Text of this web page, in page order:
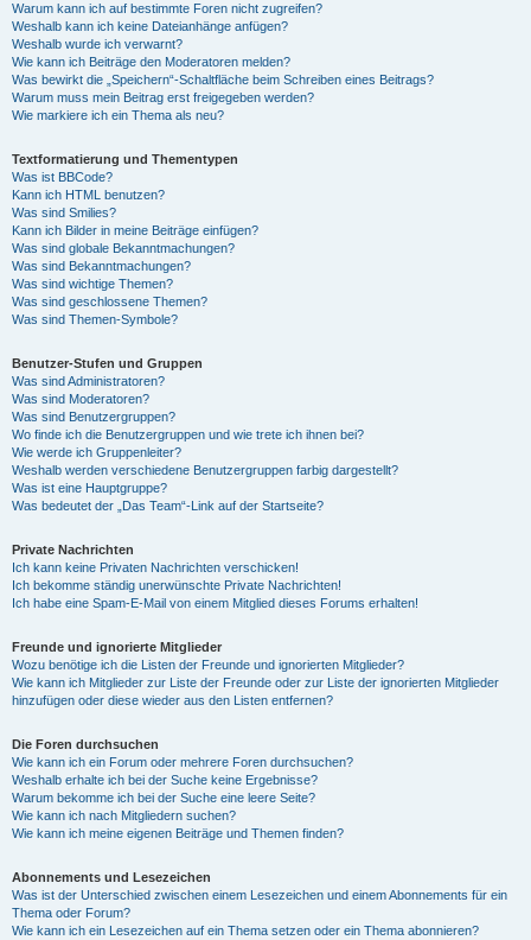
Warum kann ich auf bestimmte Foren nicht zugreifen?
Weshalb kann ich keine Dateianhänge anfügen?
Weshalb wurde ich verwarnt?
Wie kann ich Beiträge den Moderatoren melden?
Was bewirkt die „Speichern“-Schaltfläche beim Schreiben eines Beitrags?
Warum muss mein Beitrag erst freigegeben werden?
Wie markiere ich ein Thema als neu?
Textformatierung und Thementypen
Was ist BBCode?
Kann ich HTML benutzen?
Was sind Smilies?
Kann ich Bilder in meine Beiträge einfügen?
Was sind globale Bekanntmachungen?
Was sind Bekanntmachungen?
Was sind wichtige Themen?
Was sind geschlossene Themen?
Was sind Themen-Symbole?
Benutzer-Stufen und Gruppen
Was sind Administratoren?
Was sind Moderatoren?
Was sind Benutzergruppen?
Wo finde ich die Benutzergruppen und wie trete ich ihnen bei?
Wie werde ich Gruppenleiter?
Weshalb werden verschiedene Benutzergruppen farbig dargestellt?
Was ist eine Hauptgruppe?
Was bedeutet der „Das Team“-Link auf der Startseite?
Private Nachrichten
Ich kann keine Privaten Nachrichten verschicken!
Ich bekomme ständig unerwünschte Private Nachrichten!
Ich habe eine Spam-E-Mail von einem Mitglied dieses Forums erhalten!
Freunde und ignorierte Mitglieder
Wozu benötige ich die Listen der Freunde und ignorierten Mitglieder?
Wie kann ich Mitglieder zur Liste der Freunde oder zur Liste der ignorierten Mitglieder
hinzufügen oder diese wieder aus den Listen entfernen?
Die Foren durchsuchen
Wie kann ich ein Forum oder mehrere Foren durchsuchen?
Weshalb erhalte ich bei der Suche keine Ergebnisse?
Warum bekomme ich bei der Suche eine leere Seite?
Wie kann ich nach Mitgliedern suchen?
Wie kann ich meine eigenen Beiträge und Themen finden?
Abonnements und Lesezeichen
Was ist der Unterschied zwischen einem Lesezeichen und einem Abonnements für ein
Thema oder Forum?
Wie kann ich ein Lesezeichen auf ein Thema setzen oder ein Thema abonnieren?